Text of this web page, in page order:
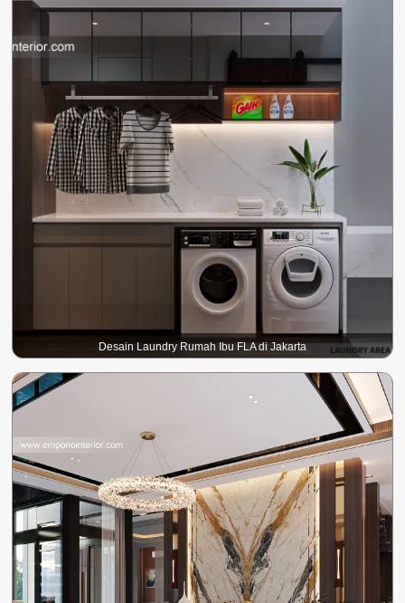
Desain Laundry Rumah Ibu FLA di Jakarta